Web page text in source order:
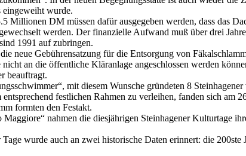
eingeweiht wurde.
Millionen DM müssen dafür ausgegeben werden, dass das
werden. Der finanzielle Aufwand muß über drei
1991 auf zubringen.
neue Gebührensatzung für die Entsorgung von
an die öffentliche Kläranlage angeschlossen werden
beauftragt.
mit diesem Wunsche gründeten 8
festlichen Rahmen zu verleihen, fanden sich
formten den Festakt.
nahmen die diesjährigen Steinhagener Kulturtage
wurde auch an zwei historische Daten erinnert: die